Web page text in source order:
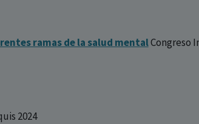
ramas de la salud mentalCongreso
2024